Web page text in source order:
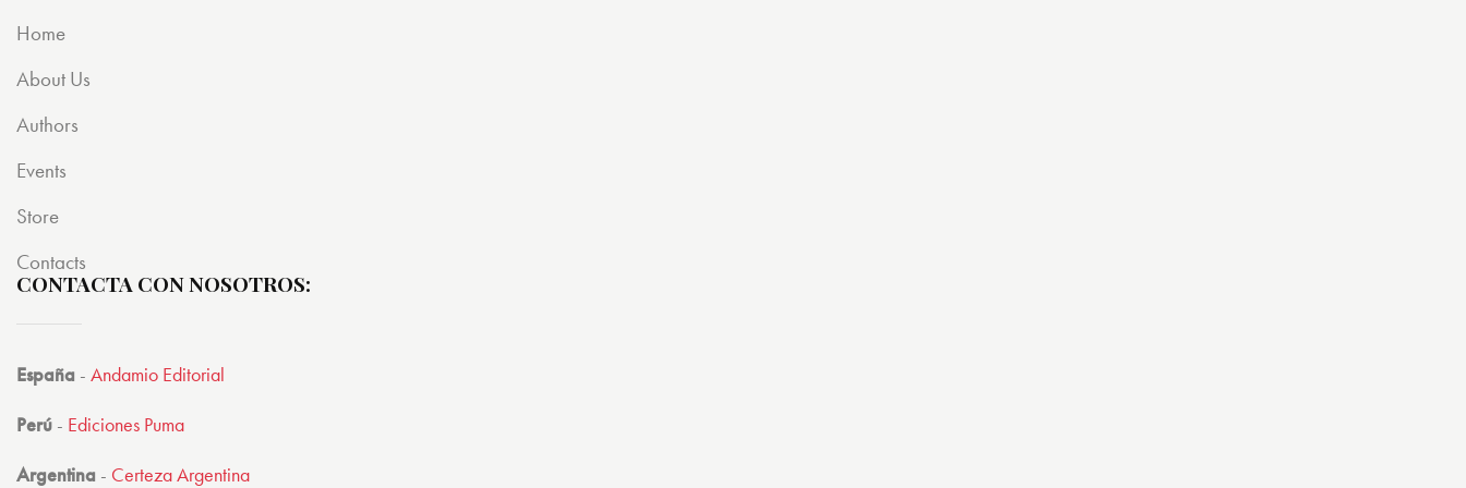
de 5
Home
About Us
Authors
Events
Store
Contacts
CONTACTA CON NOSOTROS:
España - Andamio Editorial
Perú - Ediciones Puma
Argentina - Certeza Argentina